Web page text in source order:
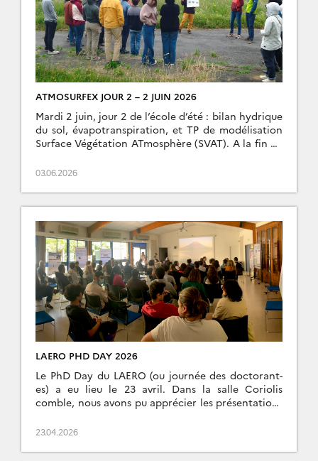
ATMOSURFEX JOUR 2 – 2 JUIN 2026
Mardi 2 juin, jour 2 de l’école d’été : bilan hydrique
du sol, évapotranspiration, et TP de modélisation
Surface Végétation ATmosphère (SVAT). A la fin de
03.06.2026
LAERO PHD DAY 2026
Le PhD Day du LAERO (ou journée des doctorant-
es) a eu lieu le 23 avril. Dans la salle Coriolis
comble, nous avons pu apprécier les présentations
23.04.2026